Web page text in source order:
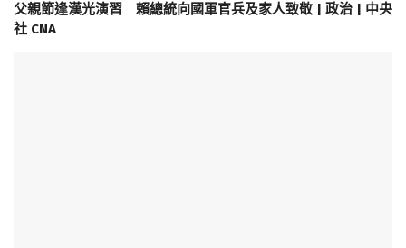
父親節逢漢光演習 賴總統向國軍官兵及家人致敬 | 政治 | 中央
社 CNA